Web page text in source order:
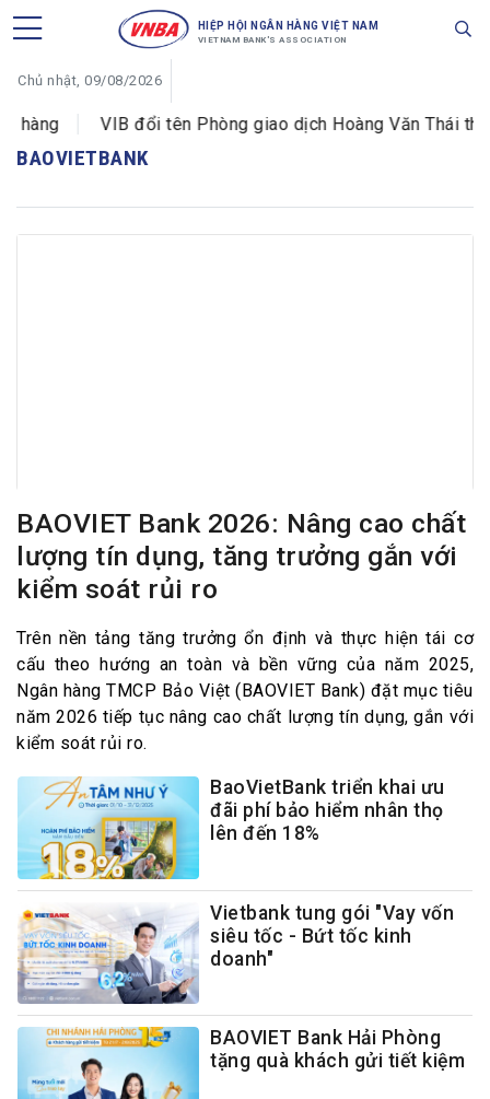
HIỆP HỘI NGÂN HÀNG VIỆT NAM
VIETNAM BANK'S ASSOCIATION
Chủ nhật, 09/08/2026
VIB đổi tên Phòng giao dịch Hoàng Văn Thái
BAOVIETBANK
BAOVIET Bank 2026: Nâng cao chất
lượng tín dụng, tăng trưởng gắn với
kiểm soát rủi ro
Trên nền tảng tăng trưởng ổn định và thực hiện tái cơ
cấu theo hướng an toàn và bền vững của năm 2025,
Ngân hàng TMCP Bảo Việt (BAOVIET Bank) đặt mục tiêu
năm 2026 tiếp tục nâng cao chất lượng tín dụng, gắn với
kiểm soát rủi ro.
BaoVietBank triển khai ưu
đãi phí bảo hiểm nhân thọ
lên đến 18%
Vietbank tung gói "Vay vốn
siêu tốc - Bứt tốc kinh
doanh"
BAOVIET Bank Hải Phòng
tặng quà khách gửi tiết kiệm